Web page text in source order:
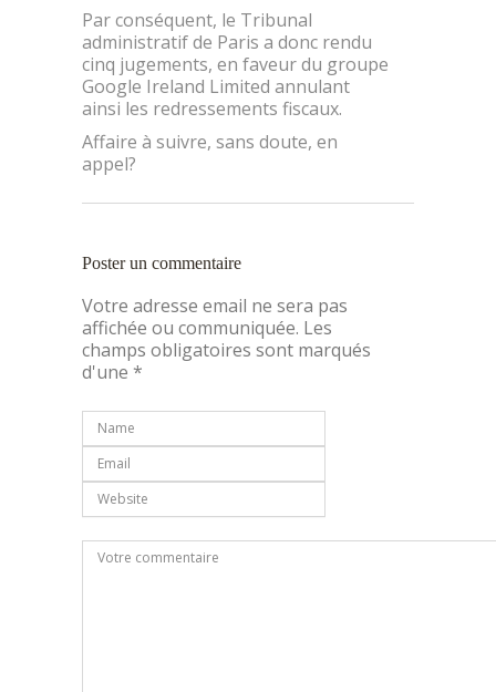
Par conséquent, le Tribunal
administratif de Paris a donc rendu
cinq jugements, en faveur du groupe
Google Ireland Limited annulant
ainsi les redressements fiscaux.
Affaire à suivre, sans doute, en
appel?
Poster un commentaire
Votre adresse email ne sera pas
affichée ou communiquée. Les
champs obligatoires sont marqués
d'une *